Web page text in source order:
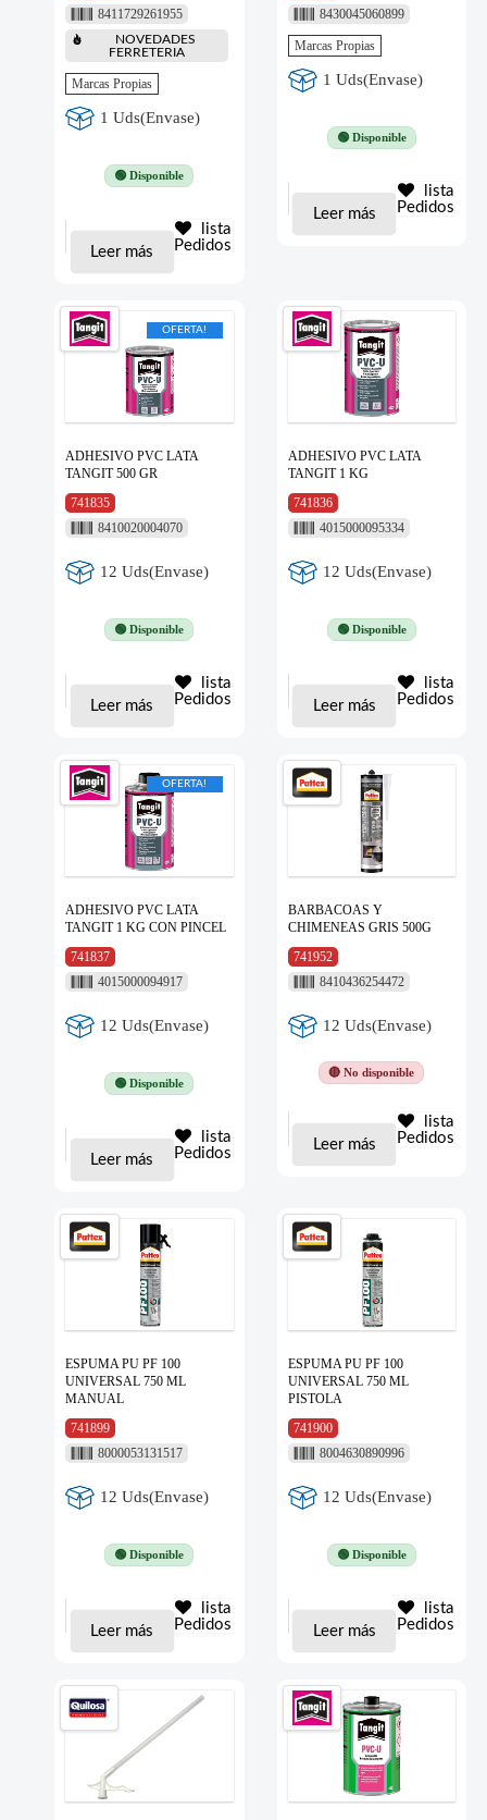
8411729261955
NOVEDADES
FERRETERIA
Marcas Propias
1 Uds(Envase)
🟢 Disponible
Leer más
lista
Pedidos
8430045060899
Marcas Propias
1 Uds(Envase)
🟢 Disponible
Leer más
lista
Pedidos
OFERTA!
ADHESIVO PVC LATA
TANGIT 500 GR
741835
8410020004070
12 Uds(Envase)
🟢 Disponible
Leer más
lista
Pedidos
ADHESIVO PVC LATA
TANGIT 1 KG
741836
4015000095334
12 Uds(Envase)
🟢 Disponible
Leer más
lista
Pedidos
OFERTA!
ADHESIVO PVC LATA
TANGIT 1 KG CON PINCEL
741837
4015000094917
12 Uds(Envase)
🟢 Disponible
Leer más
lista
Pedidos
BARBACOAS Y
CHIMENEAS GRIS 500G
741952
8410436254472
12 Uds(Envase)
🔴 No disponible
Leer más
lista
Pedidos
ESPUMA PU PF 100
UNIVERSAL 750 ML
MANUAL
741899
8000053131517
12 Uds(Envase)
🟢 Disponible
Leer más
lista
Pedidos
ESPUMA PU PF 100
UNIVERSAL 750 ML
PISTOLA
741900
8004630890996
12 Uds(Envase)
🟢 Disponible
Leer más
lista
Pedidos